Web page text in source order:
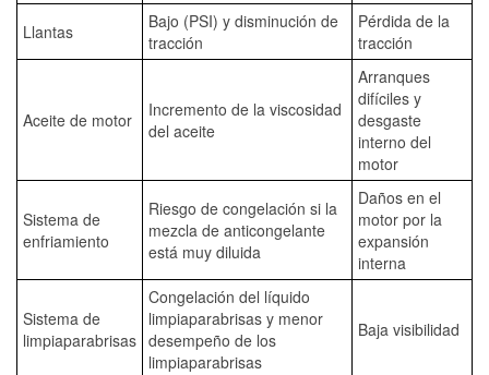
Llantas
Bajo (PSI) y disminución de
tracción
Pérdida de la
tracción
Aceite de motor
Incremento de la viscosidad
del aceite
Arranques
difíciles y
desgaste
interno del
motor
Sistema de
enfriamiento
Riesgo de congelación si la
mezcla de anticongelante
está muy diluida
Daños en el
motor por la
expansión
interna
Sistema de
limpiaparabrisas
Congelación del líquido
limpiaparabrisas y menor
desempeño de los
limpiaparabrisas
Baja visibilidad